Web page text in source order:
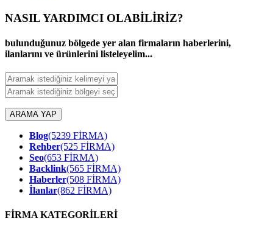
NASIL YARDIMCI OLABİLİRİZ?
bulunduğunuz bölgede yer alan firmaların haberlerini,
ilanlarını ve ürünlerini listeleyelim...
ARAMA YAP
Blog(5239 FİRMA)
Rehber(525 FİRMA)
Seo(653 FİRMA)
Backlink(565 FİRMA)
Haberler(508 FİRMA)
İlanlar(862 FİRMA)
FİRMA KATEGORİLERİ